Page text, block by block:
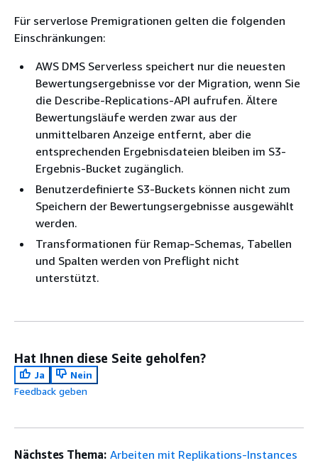
Für serverlose Premigrationen gelten die folgenden
Einschränkungen:
AWS DMS Serverless speichert nur die neuesten
Bewertungsergebnisse vor der Migration, wenn Sie
die Describe-Replications-API aufrufen. Ältere
Bewertungsläufe werden zwar aus der
unmittelbaren Anzeige entfernt, aber die
entsprechenden Ergebnisdateien bleiben im S3-
Ergebnis-Bucket zugänglich.
Benutzerdefinierte S3-Buckets können nicht zum
Speichern der Bewertungsergebnisse ausgewählt
werden.
Transformationen für Remap-Schemas, Tabellen
und Spalten werden von Preflight nicht
unterstützt.
Hat Ihnen diese Seite geholfen?
Ja
Nein
Feedback geben
Nächstes Thema: Arbeiten mit Replikations-Instances